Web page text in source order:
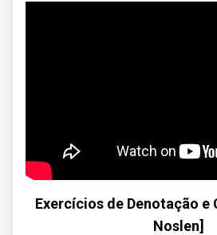
Exercícios de Denotação e
Noslen]